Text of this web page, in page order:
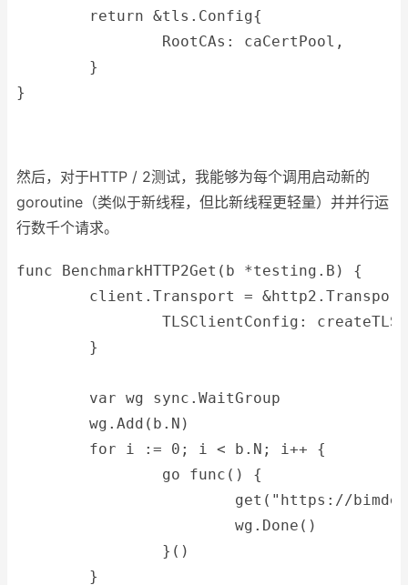
	return &tls.Config{
		RootCAs: caCertPool,
	}
}
然后，对于HTTP / 2测试，我能够为每个调用启动新的
goroutine（类似于新线程，但比新线程更轻量）并并行运
行数千个请求。
func BenchmarkHTTP2Get(b *testing.B) {
client.Transport =
TLSClientConfig:
	}
	var wg sync.WaitGroup
	wg.Add(b.N)
	for i := 0; i < b.N; i++ {
		go func() {
get("https://
			wg.Done()
		}()
	}